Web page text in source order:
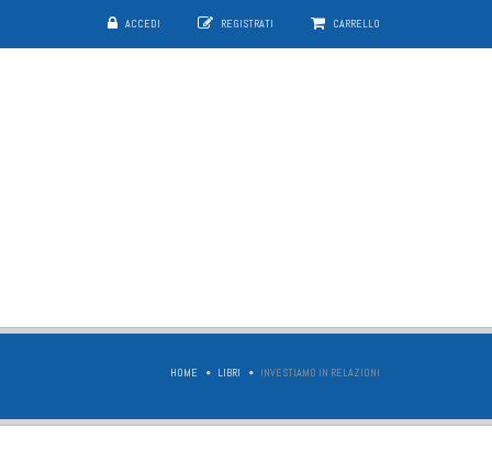
ACCEDI REGISTRATI CARRELLO
HOME LIBRI INVESTIAMO IN RELAZIONI